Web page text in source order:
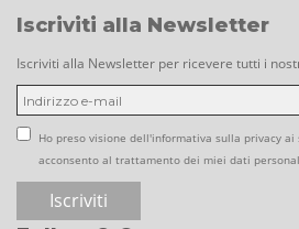
Iscriviti alla Newsletter
Iscriviti alla Newsletter per ricevere tutti i
Ho preso visione dell'informativa sulla privacy ai
acconsento al trattamento dei miei dati